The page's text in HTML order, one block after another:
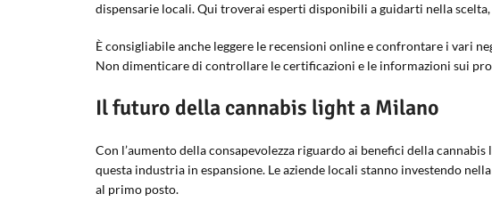
dispensarie locali. Qui troverai esperti disponibili a guidarti nella
È consigliabile anche leggere le recensioni online e confrontare i vari
Non dimenticare di controllare le certificazioni e le informazioni sui
Il futuro della cannabis light a Milano
Con l’aumento della consapevolezza riguardo ai benefici della
questa industria in espansione. Le aziende locali stanno investendo
al primo posto.